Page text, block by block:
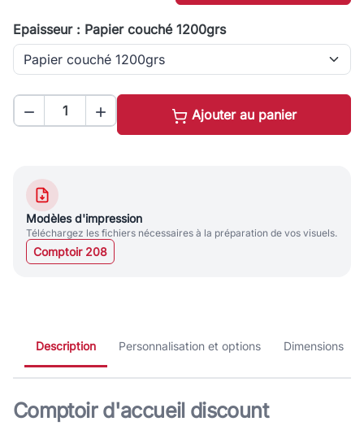
Epaisseur : Papier couché 1200grs
  Ajouter au panier
Modèles d'impression
Téléchargez les fichiers nécessaires à la préparation de vos visuels.
Comptoir 208
Description Personnalisation et options Dimensions
Comptoir d'accueil discount